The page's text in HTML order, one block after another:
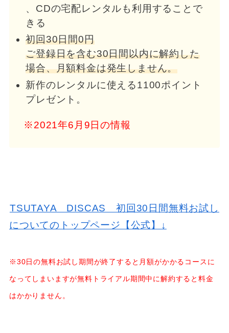
、CDの宅配レンタルも利用することで
きる
初回30日間0円
ご登録日を含む30日間以内に解約した
場合、月額料金は発生しません。
新作のレンタルに使える1100ポイント
プレゼント。
※2021年6月9日の情報
TSUTAYA DISCAS 初回30日間無料お試し
についてのトップページ【公式】↓
※30日の無料お試し期間が終了すると月額がかかるコースに
なってしまいますが無料トライアル期間中に解約すると料金
はかかりません。